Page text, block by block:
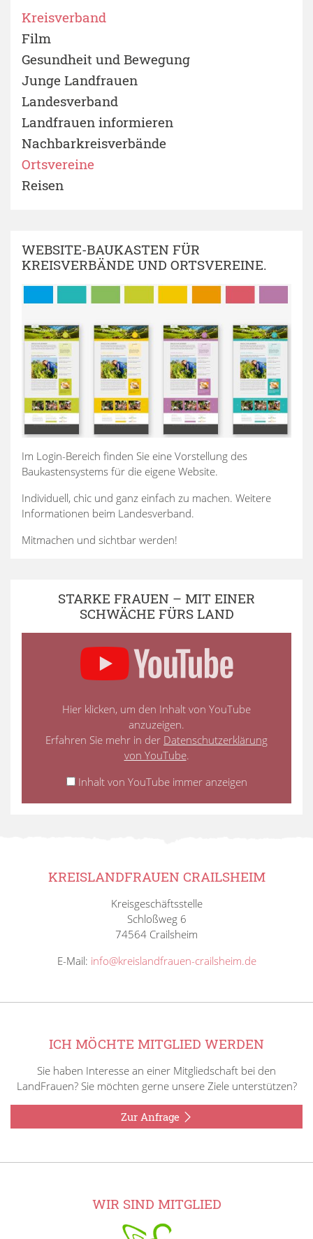
Kreisverband
Film
Gesundheit und Bewegung
Junge Landfrauen
Landesverband
Landfrauen informieren
Nachbarkreisverbände
Ortsvereine
Reisen
WEBSITE-BAUKASTEN FÜR
KREISVERBÄNDE UND ORTSVEREINE.
Im Login-Bereich finden Sie eine Vorstellung des
Baukastensystems für die eigene Website.
Individuell, chic und ganz einfach zu machen. Weitere
Informationen beim Landesverband.
Mitmachen und sichtbar werden!
STARKE FRAUEN – MIT EINER
SCHWÄCHE FÜRS LAND
Hier klicken, um den Inhalt von YouTube
anzuzeigen.
Erfahren Sie mehr in der Datenschutzerklärung
von YouTube.
Inhalt von YouTube immer anzeigen
KREISLANDFRAUEN CRAILSHEIM
Kreisgeschäftsstelle
Schloßweg 6
74564 Crailsheim
E-Mail: info@kreislandfrauen-crailsheim.de
ICH MÖCHTE MITGLIED WERDEN
Sie haben Interesse an einer Mitgliedschaft bei den
LandFrauen? Sie möchten gerne unsere Ziele unterstützen?
Zur Anfrage
WIR SIND MITGLIED